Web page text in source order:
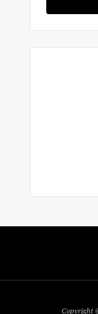
Copyright